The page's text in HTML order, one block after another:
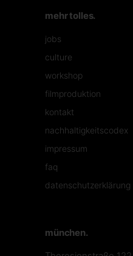
mehr tolles.
jobs
culture
workshop
filmproduktion
kontakt
nachhaltigkeitscodex
impressum
faq
datenschutzerklärung
münchen.